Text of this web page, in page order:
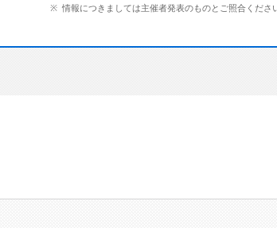
情報につきましては主催者発表のものとご照合くださ